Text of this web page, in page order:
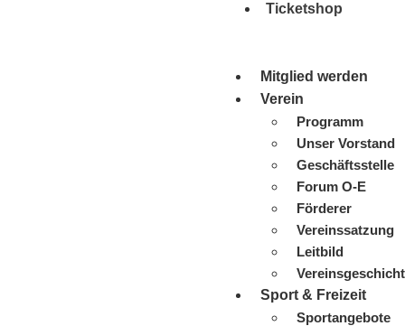
Ticketshop
Mitglied werden
Verein
Programm
Unser Vorstand
Geschäftsstelle
Forum O-E
Förderer
Vereinssatzung
Leitbild
Sport & Freizeit
Sportangebote